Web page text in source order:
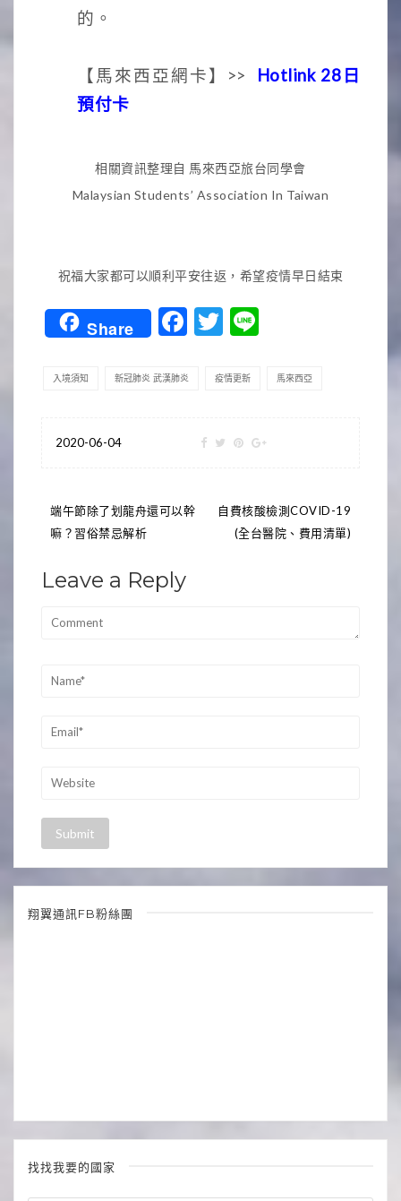
的。
【馬來西亞網卡】>>
Hotlink 28日
預付卡
相關資訊整理自 馬來西亞旅台同學會
Malaysian Students’ Association In Taiwan
祝福大家都可以順利平安往返，希望疫情早日結束
Share Facebook
Twitter
Line
入境須知 新冠肺炎 武漢肺炎 疫情更新 馬來西亞
2020-06-04
文
章
導
端午節除了划龍舟還可以幹
嘛？習俗禁忌解析
自費核酸檢測COVID-19
(全台醫院、費用清單)
Leave a Reply
翔翼通訊FB粉絲團
找找我要的國家